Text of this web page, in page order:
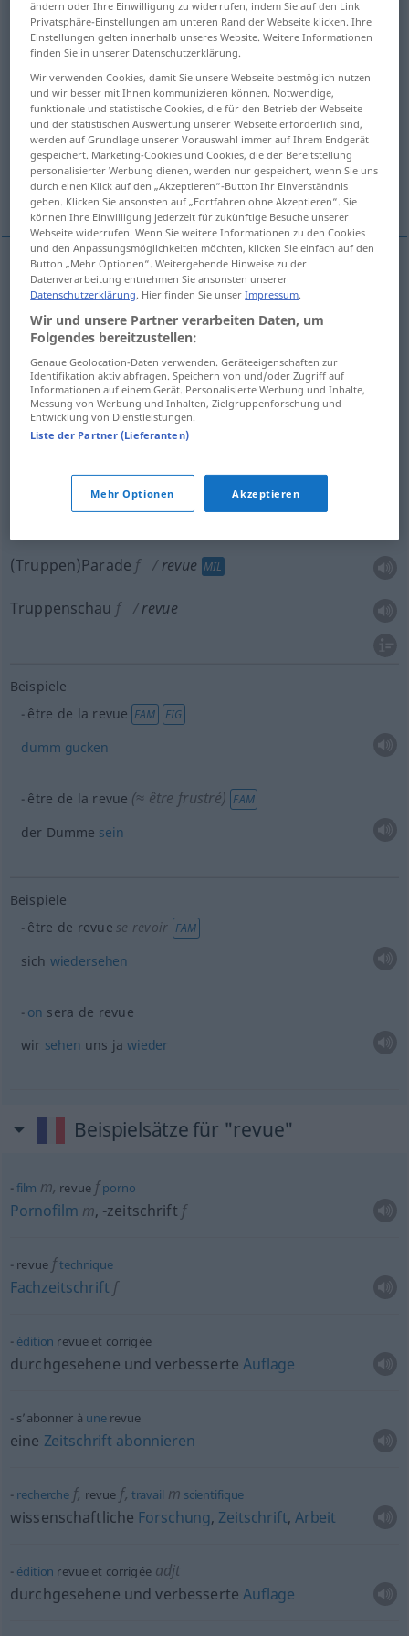
Übersicht aller Übersetzungen
(Für mehr Details die Übersetzung anklicken/antippen)
Zeitschrift Revue Durchsicht
Truppenparade, Truppenschau
Weitere Beispiele...
Zeitschriftf revue(≈ magazine)
Revuef revue THÉ
Durchsichtf revue(≈ examen)
(Truppen)Parade f revue MIL
Truppenschau f revue
Beispiele
être de la revue FAM FIG
dumm gucken
être de la revue (≈ être frustré) FAM
der Dumme sein
Beispiele
être de revue se revoir FAM
sich wiedersehen
on sera de revue
wir sehen uns ja wieder
Beispielsätze für "revue"
film m, revuef porno
Pornofilm m, -zeitschrift f
revueftechnique
Fachzeitschrift f
édition revue et corrigée
durchgesehene und verbesserteAuflage
s’abonner à unerevue
eine Zeitschrift abonnieren
recherche f, revue f, travail m scientifique
wissenschaftliche Forschung, Zeitschrift, Arbeit
édition revue et corrigéeadjt
durchgesehene und verbesserteAuflage
ändern oder Ihre Einwilligung zu widerrufen, indem Sie auf den Link
Privatsphäre-Einstellungen am unteren Rand der Webseite klicken. Ihre
Einstellungen gelten innerhalb unseres Website. Weitere Informationen
finden Sie in unserer Datenschutzerklärung.
Wir verwenden Cookies, damit Sie unsere Webseite bestmöglich nutzen
und wir besser mit Ihnen kommunizieren können. Notwendige,
funktionale und statistische Cookies, die für den Betrieb der Webseite
und der statistischen Auswertung unserer Webseite erforderlich sind,
werden auf Grundlage unserer Vorauswahl immer auf Ihrem Endgerät
gespeichert. Marketing-Cookies und Cookies, die der Bereitstellung
personalisierter Werbung dienen, werden nur gespeichert, wenn Sie uns
durch einen Klick auf den „Akzeptieren“-Button Ihr Einverständnis
geben. Klicken Sie ansonsten auf „Fortfahren ohne Akzeptieren“. Sie
können Ihre Einwilligung jederzeit für zukünftige Besuche unserer
Webseite widerrufen. Wenn Sie weitere Informationen zu den Cookies
und den Anpassungsmöglichkeiten möchten, klicken Sie einfach auf den
Button „Mehr Optionen“. Weitergehende Hinweise zu der
Datenverarbeitung entnehmen Sie ansonsten unserer
Datenschutzerklärung. Hier finden Sie unserImpressum.
Wir und unsere Partner verarbeiten Daten, um
Folgendes bereitzustellen:
Genaue Geolocation-Daten verwenden. Geräteeigenschaften zur
Identifikation aktiv abfragen. Speichern von und/oder Zugriff auf
Informationen auf einem Gerät. Personalisierte Werbung und Inhalte,
Messung von Werbung und Inhalten, Zielgruppenforschung und
Entwicklung von Dienstleistungen.
Liste der Partner (Lieferanten)
Mehr Optionen Akzeptieren